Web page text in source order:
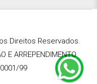
Direitos Reservados.
E ARREPENDIMENTO
99